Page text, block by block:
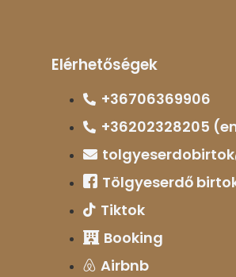
Elérhetőségek
+36706369906
+36202328205
Tölgyeserdő
Tiktok
Booking
Airbnb